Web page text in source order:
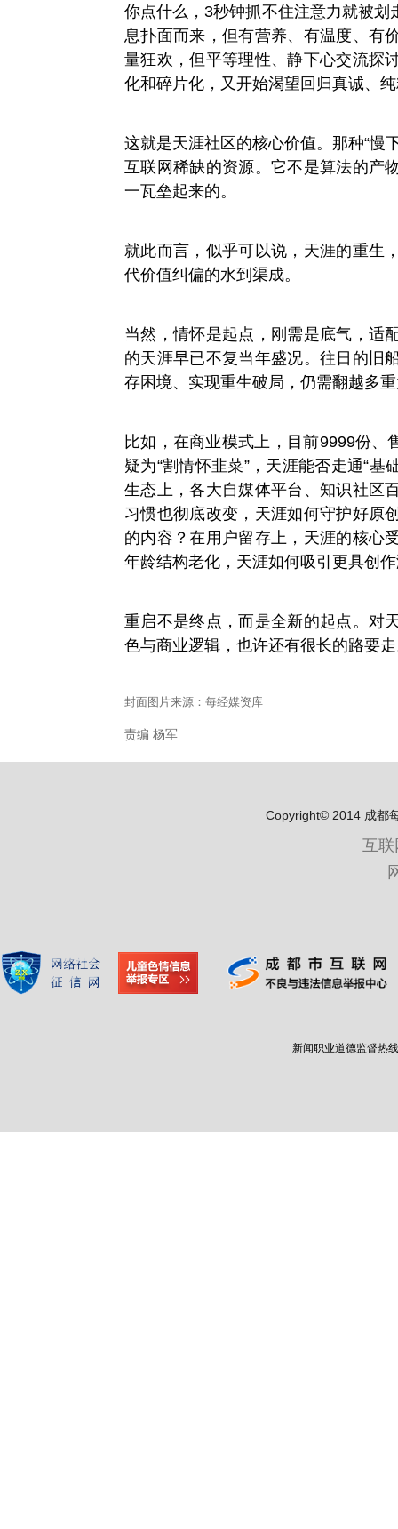
你点什么，3秒钟抓不住注意力就被
息扑面而来，但有营养、有温度、有
量狂欢，但平等理性、静下心交流探
化和碎片化，又开始渴望回归真诚、
这就是天涯社区的核心价值。那种“慢
互联网稀缺的资源。它不是算法的产
一瓦垒起来的。
就此而言，似乎可以说，天涯的重生
代价值纠偏的水到渠成。
当然，情怀是起点，刚需是底气，适
的天涯早已不复当年盛况。往日的旧
存困境、实现重生破局，仍需翻越多
比如，在商业模式上，目前9999份、
疑为“割情怀韭菜”，天涯能否走通“
生态上，各大自媒体平台、知识社区
习惯也彻底改变，天涯如何守护好原
的内容？在用户留存上，天涯的核心
年龄结构老化，天涯如何吸引更具创
重启不是终点，而是全新的起点。对
色与商业逻辑，也许还有很长的路要
封面图片来源：每经媒资库
责编 杨军
Copyright© 2014 成都
互
新闻职业道德监督热